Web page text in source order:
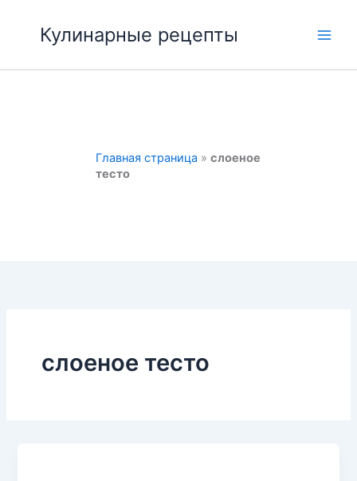
содержимому
Кулинарные рецепты
Главная страница » слоеное
тесто
слоеное тесто